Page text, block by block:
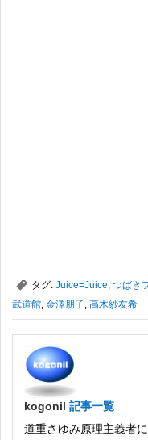
, タグ: Juice=Juice, つばき
武道館, 金澤朋子, 高木紗友希
kogonil 記事一覧
道重さゆみ原理主義者